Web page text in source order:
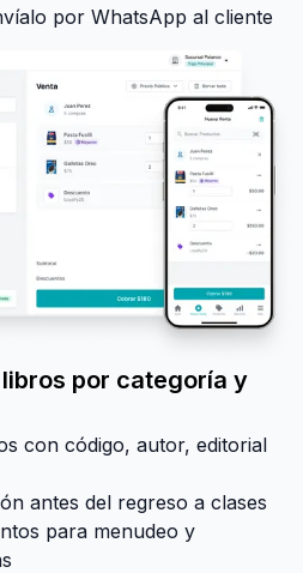
por WhatsApp al cliente
por categoría y
con código, autor, editorial
antes del regreso a clases
para menudeo y